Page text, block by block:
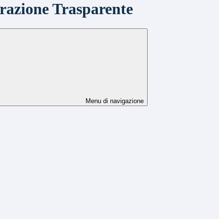
Trasparente
Menu di navigazione